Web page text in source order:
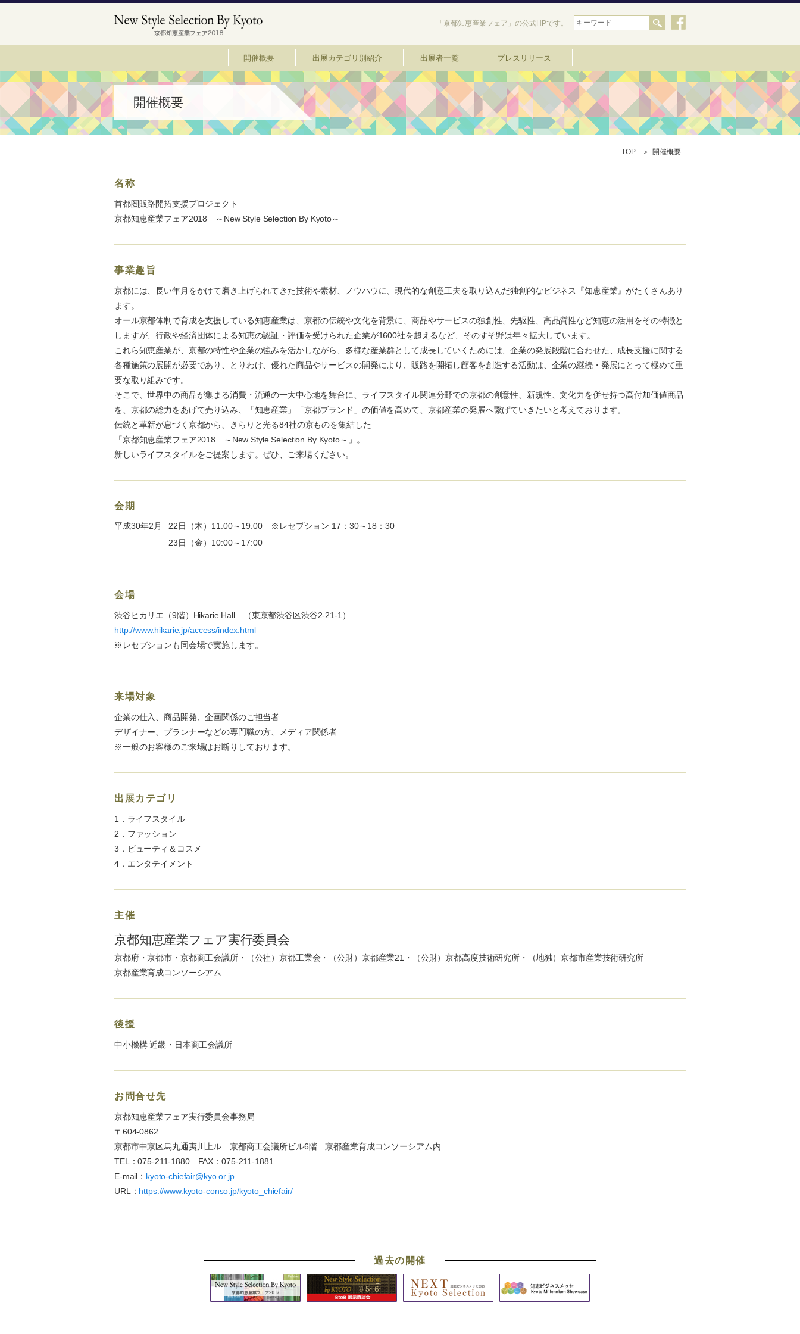
「京都知恵産業フェア」の公式HPです。
開催概要 出展カテゴリ別紹介 出展者一覧 プレスリリース
開催概要
TOP 開催概要
名称
首都圏販路開拓支援プロジェクト
京都知恵産業フェア2018 ～New Style Selection By Kyoto～
事業趣旨
京都には、長い年月をかけて磨き上げられてきた技術や素材、ノウハウに、現代的な創意工夫を取り込んだ独創的なビジネス『知恵産業』がたくさんあり
ます。
オール京都体制で育成を支援している知恵産業は、京都の伝統や文化を背景に、商品やサービスの独創性、先駆性、高品質性など知恵の活用をその特徴と
しますが、行政や経済団体による知恵の認証・評価を受けられた企業が1600社を超えるなど、そのすそ野は年々拡大しています。
これら知恵産業が、京都の特性や企業の強みを活かしながら、多様な産業群として成長していくためには、企業の発展段階に合わせた、成長支援に関する
各種施策の展開が必要であり、とりわけ、優れた商品やサービスの開発により、販路を開拓し顧客を創造する活動は、企業の継続・発展にとって極めて重
要な取り組みです。
そこで、世界中の商品が集まる消費・流通の一大中心地を舞台に、ライフスタイル関連分野での京都の創意性、新規性、文化力を併せ持つ高付加価値商品
を、京都の総力をあげて売り込み、「知恵産業」「京都ブランド」の価値を高めて、京都産業の発展へ繋げていきたいと考えております。
伝統と革新が息づく京都から、きらりと光る84社の京ものを集結した
「京都知恵産業フェア2018 ～New Style Selection By Kyoto～」。
新しいライフスタイルをご提案します。ぜひ、ご来場ください。
会期
平成30年2月 22日（木）11:00～19:00
※レセプション 17：30～18：30
23日（金）10:00～17:00
会場
渋谷ヒカリエ（9階）Hikarie Hall （東京都渋谷区渋谷2-21-1）
http://www.hikarie.jp/access/index.html
※レセプションも同会場で実施します。
来場対象
企業の仕入、商品開発、企画関係のご担当者
デザイナー、プランナーなどの専門職の方、メディア関係者
※一般のお客様のご来場はお断りしております。
出展カテゴリ
1．ライフスタイル
2．ファッション
3．ビューティ＆コスメ
4．エンタテイメント
主催
京都知恵産業フェア実行委員会
京都府・京都市・京都商工会議所・（公社）京都工業会・（公財）京都産業21・（公財）京都高度技術研究所・（地独）京都市産業技術研究所
京都産業育成コンソーシアム
後援
中小機構 近畿・日本商工会議所
お問合せ先
京都知恵産業フェア実行委員会事務局
〒604-0862
京都市中京区烏丸通夷川上ル 京都商工会議所ビル6階 京都産業育成コンソーシアム内
TEL：075-211-1880 FAX：075-211-1881
E-mail： kyoto-chiefair@kyo.or.jp
URL： https://www.kyoto-conso.jp/kyoto_chiefair/
過去の開催